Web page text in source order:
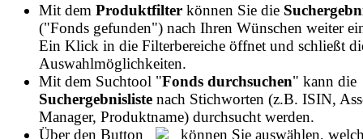
Mit dem Produktfilter können Sie die
("Fonds gefunden") nach Ihren Wünschen weiter
Ein Klick in die Filterbereiche öffnet und schließt
Auswahlmöglichkeiten.
Mit dem Suchtool "Fonds durchsuchen" kann die
Suchergebnisliste nach Stichworten (z.B. ISIN,
Manager, Produktname) durchsucht werden.
Über den Button
können Sie auswählen,